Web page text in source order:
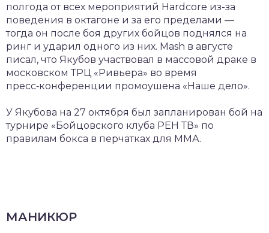
полгода от всех мероприятий Hardcore из-за
поведения в октагоне и за его пределами —
тогда он после боя других бойцов поднялся на
ринг и ударил одного из них. Mash в августе
писал, что Якубов участвовал в массовой драке в
московском ТРЦ «Ривьера» во время
пресс‑конференции промоушена «Наше дело».
У Якубова на 27 октября был запланирован бой на
турнире «Бойцовского клуба РЕН ТВ» по
правилам бокса в перчатках для ММА.
МАНИКЮР